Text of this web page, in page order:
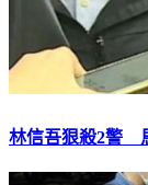
林信吾狠殺2警